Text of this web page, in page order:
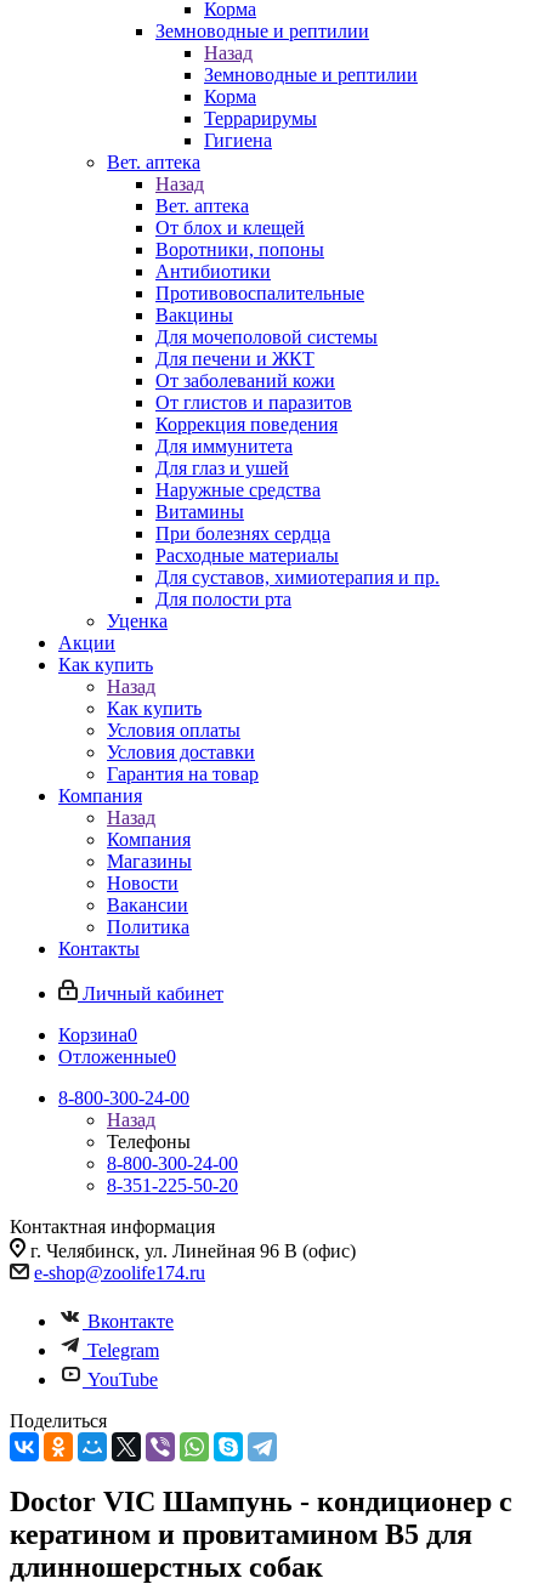
Корма
Земноводные и рептилии
Назад
Земноводные и рептилии
Корма
Террарирумы
Гигиена
Вет. аптека
Назад
Вет. аптека
От блох и клещей
Воротники, попоны
Антибиотики
Противовоспалительные
Вакцины
Для мочеполовой системы
Для печени и ЖКТ
От заболеваний кожи
От глистов и паразитов
Коррекция поведения
Для иммунитета
Для глаз и ушей
Наружные средства
Витамины
При болезнях сердца
Расходные материалы
Для суставов, химиотерапия и пр.
Для полости рта
Уценка
Акции
Как купить
Назад
Как купить
Условия оплаты
Условия доставки
Гарантия на товар
Компания
Назад
Компания
Магазины
Новости
Вакансии
Политика
Контакты
Личный кабинет
Корзина0
Отложенные0
8-800-300-24-00
Назад
Телефоны
8-800-300-24-00
8-351-225-50-20
Контактная информация
г. Челябинск, ул. Линейная 96 В (офис)
e-shop@zoolife174.ru
Вконтакте
Telegram
YouTube
Поделиться
Doctor VIC Шампунь - кондиционер с
кератином и провитамином B5 для
длинношерстных собак